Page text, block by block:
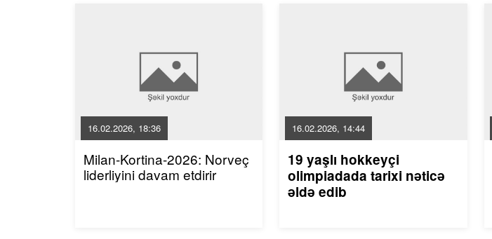
16.02.2026, 18:36
Milan-Kortina-2026: Norveç
liderliyini davam etdirir
16.02.2026, 14:44
19 yaşlı hokkeyçi
olimpiadada tarixi nəticə
əldə edib